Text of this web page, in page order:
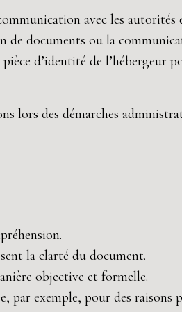
avec les autorités
de documents ou la
d’identité de l’hébergeur
lors des démarches
la clarté du document.
objective et formelle.
par exemple, pour des raisons